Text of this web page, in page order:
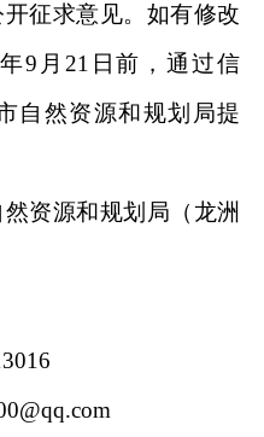
征求意见。如有修改
9月21日前，通过信
自然资源和规划局提
资源和规划局（龙洲